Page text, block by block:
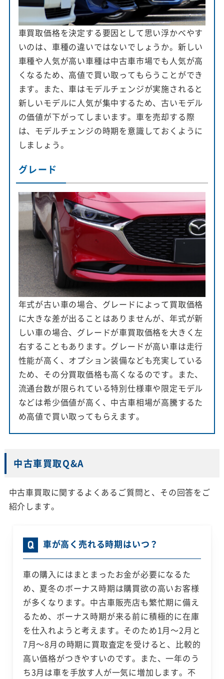
車買取価格を決定する要因として思い浮かべやす
いのは、車種の違いではないでしょうか。新しい
車種や人気が高い車種は中古車市場でも人気が高
くなるため、高値で買い取ってもらうことができ
ます。また、車はモデルチェンジが実施されると
新しいモデルに人気が集中するため、古いモデル
の価値が下がってしまいます。車を売却する際
は、モデルチェンジの時期を意識しておくように
しましょう。
グレード
年式が古い車の場合、グレードによって買取価格
に大きな差が出ることはありませんが、年式が新
しい車の場合、グレードが車買取価格を大きく左
右することもあります。グレードが高い車は走行
性能が高く、オプション装備なども充実している
ため、その分買取価格も高くなるのです。また、
流通台数が限られている特別仕様車や限定モデル
などは希少価値が高く、中古車相場が高騰するた
め高値で買い取ってもらえます。
中古車買取Q&A
中古車買取に関するよくあるご質問と、その回答をご
紹介します。
車が高く売れる時期はいつ？
車の購入にはまとまったお金が必要になるた
め、夏冬のボーナス時期は購買欲の高いお客様
が多くなります。中古車販売店も繁忙期に備え
るため、ボーナス時期が来る前に積極的に在庫
を仕入れようと考えます。そのため1月～2月と
7月～8月の時期に買取査定を受けると、比較的
高い価格がつきやすいのです。また、一年のう
ち3月は車を手放す人が一気に増加します。不